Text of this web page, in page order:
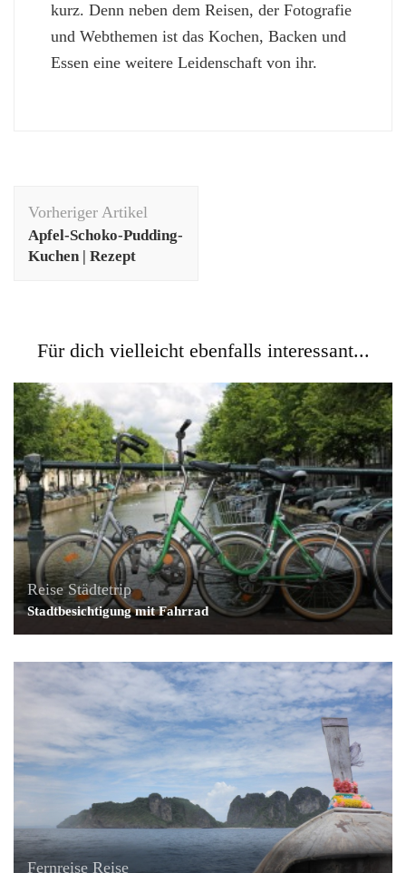
kurz. Denn neben dem Reisen, der Fotografie
und Webthemen ist das Kochen, Backen und
Essen eine weitere Leidenschaft von ihr.
Vorheriger Artikel
Apfel-Schoko-Pudding-
Kuchen | Rezept
Für dich vielleicht ebenfalls interessant...
Reise Städtetrip
Stadtbesichtigung mit Fahrrad
Fernreise Reise